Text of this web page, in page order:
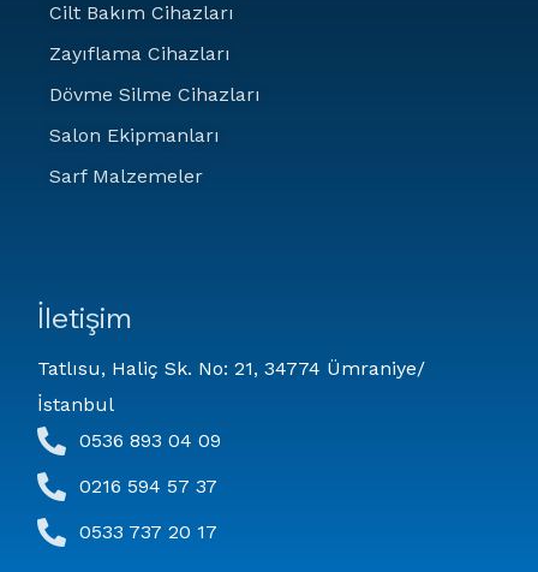
Cilt Bakım Cihazları
Zayıflama Cihazları
Dövme Silme Cihazları
Salon Ekipmanları
Sarf Malzemeler
İletişim
Tatlısu, Haliç Sk. No: 21, 34774 Ümraniye/
İstanbul
0536 893 04 09
0216 594 57 37
0533 737 20 17